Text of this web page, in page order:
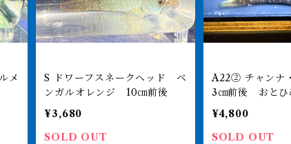
S ドワーフスネークヘッド ベ
ンガルオレンジ 10㎝前後
¥3,680
SOLD OUT
A22② チャンナ・プルクラ 1
3㎝前後 おとひ
¥4,800
SOLD OUT